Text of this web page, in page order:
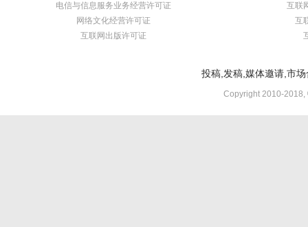
电信与信息服务业务经营许可证
网络文化经营许可证
互联网出版许可证
互联
互
投稿,发稿,媒体邀请,市
Copyright 2010-2018,